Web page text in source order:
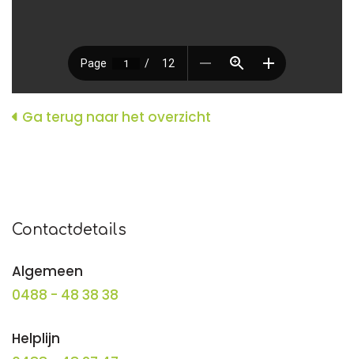
Ga terug naar het overzicht
Contactdetails
Algemeen
0488 - 48 38 38
Helplijn